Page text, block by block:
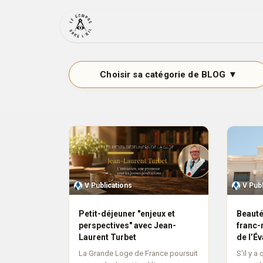
V Publications
Petit-déjeuner "enjeux et
perspectives" avec Jean-
Laurent Turbet
La Grande Loge de France poursuit
V
franc-
de
S'il y a